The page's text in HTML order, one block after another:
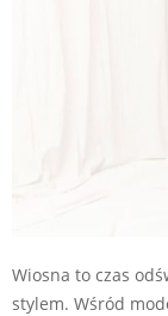
Wiosna to czas
stylem. Wśród